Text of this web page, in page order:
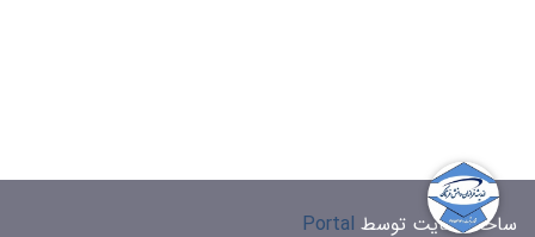
ساخت سایت توسط Portal